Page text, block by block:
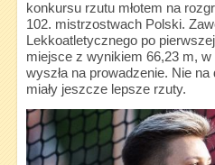
konkursu rzutu młotem na
102. mistrzostwach Polski.
Lekkoatletycznego po
miejsce z wynikiem 66,23 m, w
wyszła na prowadzenie. Nie na
miały jeszcze lepsze rzuty.